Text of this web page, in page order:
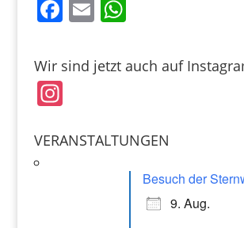
F
c
e
b
o
E
ai
l
W
at
p
Wir sind jetzt auch auf
In
a
VERANSTALTUNGEN
Besuch der
9. Aug.